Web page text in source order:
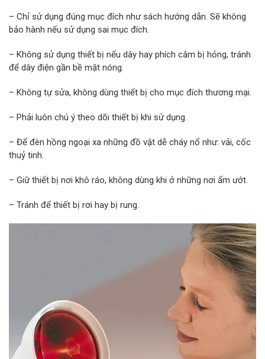
– Chỉ sử dụng đúng mục đích như sách hướng dẫn. Sẽ không
bảo hành nếu sử dụng sai mục đích.
– Không sử dụng thiết bị nếu dây hay phích cắm bị hỏng, tránh
để dây điện gần bề mặt nóng.
– Không tự sửa, không dùng thiết bị cho mục đích thương mại.
– Phải luôn chú ý theo dõi thiết bị khi sử dụng.
– Để đèn hồng ngoại xa những đồ vật dễ cháy nổ như: vải, cốc
thuỷ tinh.
– Giữ thiết bị nơi khô ráo, không dùng khi ở những nơi ẩm ướt.
– Tránh để thiết bị rơi hay bị rung.